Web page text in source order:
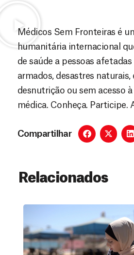
Médicos Sem Fronteiras é
humanitária internacional
de saúde a pessoas
armados, desastres naturais,
desnutrição ou sem acesso
médica. Conheça. Participe.
Compartilhar
Relacionados